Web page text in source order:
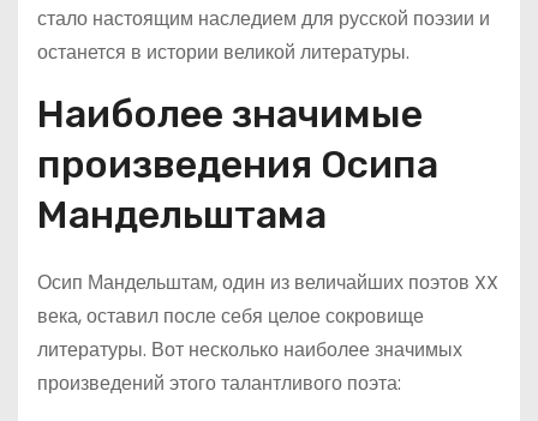
стало настоящим наследием для русской поэзии и
останется в истории великой литературы.
Наиболее значимые
произведения Осипа
Мандельштама
Осип Мандельштам, один из величайших поэтов XX
века, оставил после себя целое сокровище
литературы. Вот несколько наиболее значимых
произведений этого талантливого поэта: